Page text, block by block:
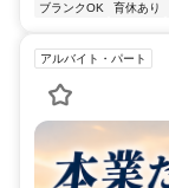
ブランクOK
育休あり
アルバイト・パート